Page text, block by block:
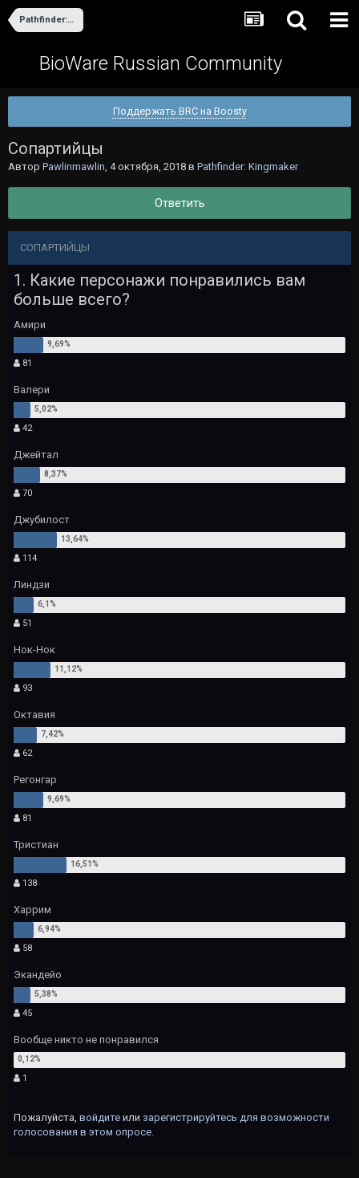
Pathfinder: Kingmaker
BioWare Russian Community
Поддержать BRC на Boosty
Сопартийцы
Автор Pawlinmawlin, 4 октября, 2018 в Pathfinder: Kingmaker
Ответить
СОПАРТИЙЦЫ
1. Какие персонажи понравились вам
больше всего?
Амири
81
Валери
42
Джейтал
70
Джубилост
114
Линдзи
51
Нок-Нок
93
Октавия
62
Регонгар
81
Тристиан
138
Харрим
58
Экандейо
45
Вообще никто не понравился
1
Пожалуйста, войдите или зарегистрируйтесь для возможности
голосования в этом опросе.